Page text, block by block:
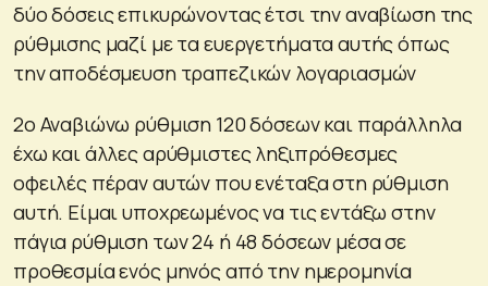
δύο δόσεις επικυρώνοντας έτσι την αναβίωση της
ρύθμισης μαζί με τα ευεργετήματα αυτής όπως
την αποδέσμευση τραπεζικών λογαριασμών
2ο Αναβιώνω ρύθμιση 120 δόσεων και παράλληλα
έχω και άλλες αρύθμιστες ληξιπρόθεσμες
οφειλές πέραν αυτών που ενέταξα στη ρύθμιση
αυτή. Είμαι υποχρεωμένος να τις εντάξω στην
πάγια ρύθμιση των 24 ή 48 δόσεων μέσα σε
προθεσμία ενός μηνός από την ημερομηνία